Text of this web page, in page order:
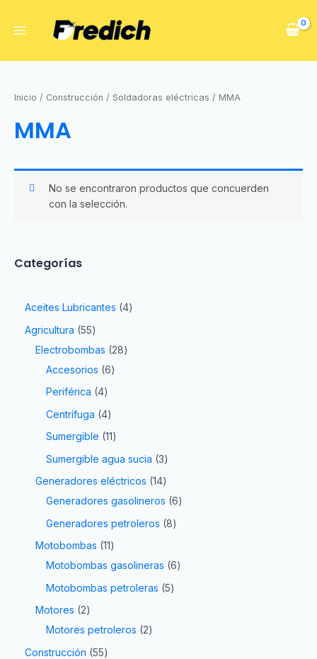
Categorías
Aceites Lubricantes 4
Agricultura 55
Electrobombas
28
Accesorios 6
Periférica 4
Centrífuga 4
Sumergible 11
Sumergible agua sucia 3
Generadores eléctricos 14
Generadores gasolineros 6
Generadores petroleros 8
Motobombas 11
Motobombas gasolineras 6
Motobombas petroleras 5
Motores
2
Motores petroleros
2
Construcción 55
Inicio / Construcción / Soldadoras eléctricas / MMA
MMA
No se encontraron productos que concuerden
con la selección.